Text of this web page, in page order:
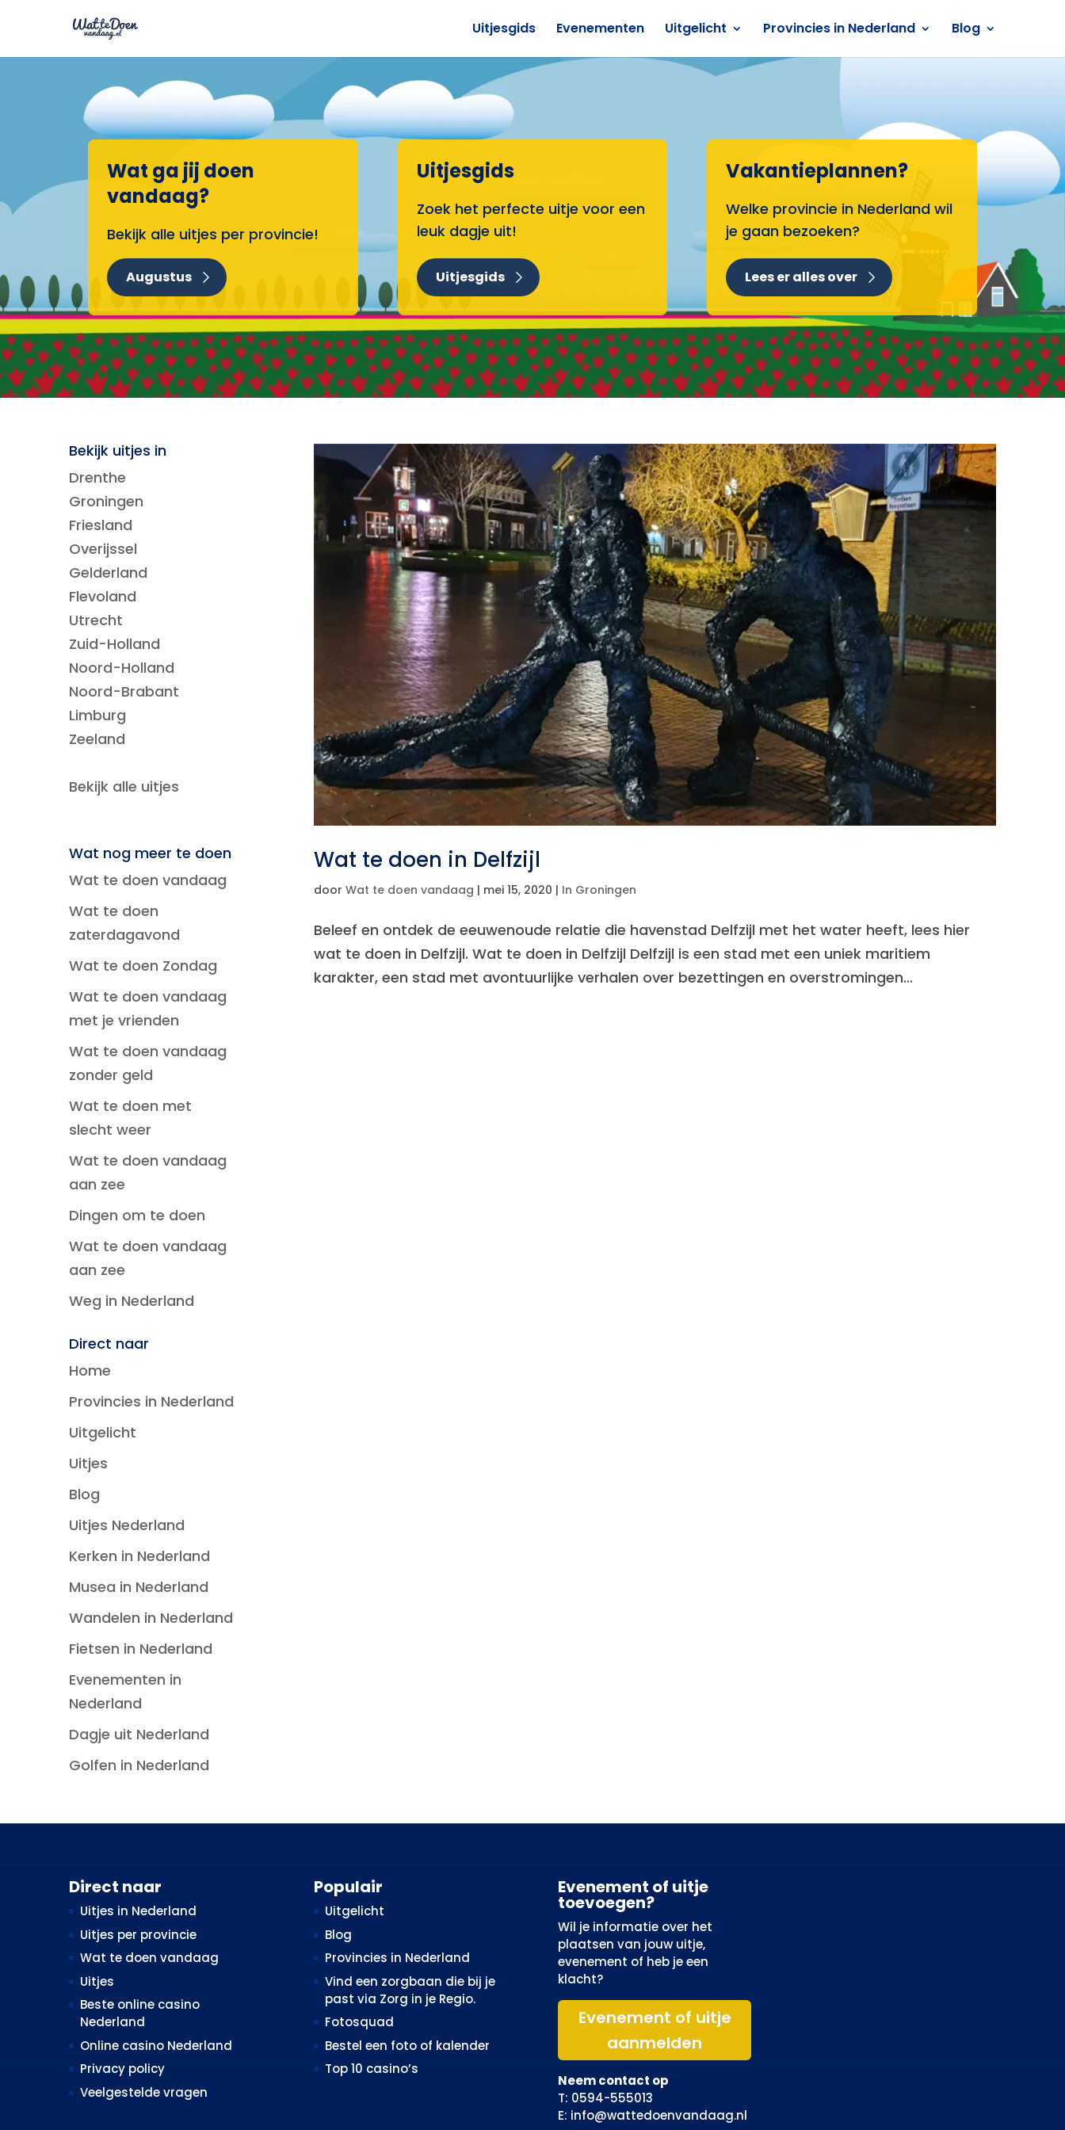
Uitjesgids Evenementen Uitgelicht Provincies in Nederland Blog
Wat ga jij doen
vandaag?
Bekijk alle uitjes per provincie!
Augustus
Uitjesgids
Zoek het perfecte uitje voor een
leuk dagje uit!
Uitjesgids
Vakantieplannen?
Welke provincie in Nederland wil
je gaan bezoeken?
Lees er alles over
Wat te doen in Delfzijl
door Wat te doen vandaag | mei 15, 2020 | In Groningen
Beleef en ontdek de eeuwenoude relatie die havenstad Delfzijl met het water heeft, lees hier
wat te doen in Delfzijl. Wat te doen in Delfzijl Delfzijl is een stad met een uniek maritiem
karakter, een stad met avontuurlijke verhalen over bezettingen en overstromingen...
Bekijk uitjes in
Drenthe
Groningen
Friesland
Overijssel
Gelderland
Flevoland
Utrecht
Zuid-Holland
Noord-Holland
Noord-Brabant
Limburg
Zeeland
Bekijk alle uitjes
Wat nog meer te doen
Wat te doen vandaag
Wat te doen
zaterdagavond
Wat te doen Zondag
Wat te doen vandaag
met je vrienden
Wat te doen vandaag
zonder geld
Wat te doen met
slecht weer
Wat te doen vandaag
aan zee
Dingen om te doen
Wat te doen vandaag
aan zee
Weg in Nederland
Direct naar
Home
Provincies in Nederland
Uitgelicht
Uitjes
Blog
Uitjes Nederland
Kerken in Nederland
Musea in Nederland
Wandelen in Nederland
Fietsen in Nederland
Evenementen in
Nederland
Dagje uit Nederland
Golfen in Nederland
Direct naar
Uitjes in Nederland
Uitjes per provincie
Wat te doen vandaag
Uitjes
Beste online casino
Nederland
Online casino Nederland
Privacy policy
Veelgestelde vragen
Populair
Uitgelicht
Blog
Provincies in Nederland
Vind een zorgbaan die bij je
past via Zorg in je Regio.
Fotosquad
Bestel een foto of kalender
Top 10 casino’s
Evenement of uitje
toevoegen?
Wil je informatie over het
plaatsen van jouw uitje,
evenement of heb je een
klacht?
Evenement of uitje
aanmelden
Neem contact op
T: 0594-555013
E: info@wattedoenvandaag.nl